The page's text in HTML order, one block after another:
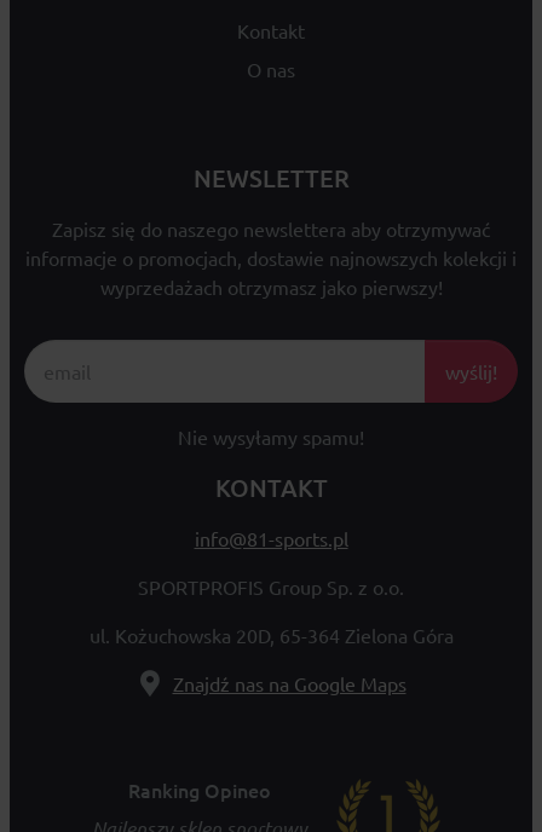
Kontakt
O nas
NEWSLETTER
Zapisz się do naszego newslettera aby otrzymywać
informacje o promocjach, dostawie najnowszych kolekcji i
wyprzedażach otrzymasz jako pierwszy!
wyślij!
Nie wysyłamy spamu!
KONTAKT
info@81-sports.pl
SPORTPROFIS Group Sp. z o.o.
ul. Kożuchowska 20D, 65-364 Zielona Góra
Znajdź nas na Google Maps
Ranking Opineo